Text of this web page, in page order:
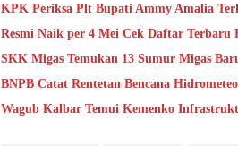
KPK Periksa Plt Bupati Ammy Amalia
Resmi Naik per 4 Mei Cek Daftar Terbaru
SKK Migas Temukan 13 Sumur Migas
BNPB Catat Rentetan Bencana
Wagub Kalbar Temui Kemenko